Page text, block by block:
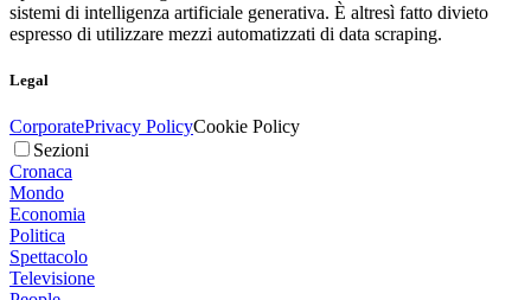
sistemi di intelligenza artificiale generativa. È altresì fatto divieto
espresso di utilizzare mezzi automatizzati di data scraping.
Legal
CorporatePrivacy PolicyCookie Policy
Sezioni
Cronaca
Mondo
Economia
Politica
Spettacolo
Televisione